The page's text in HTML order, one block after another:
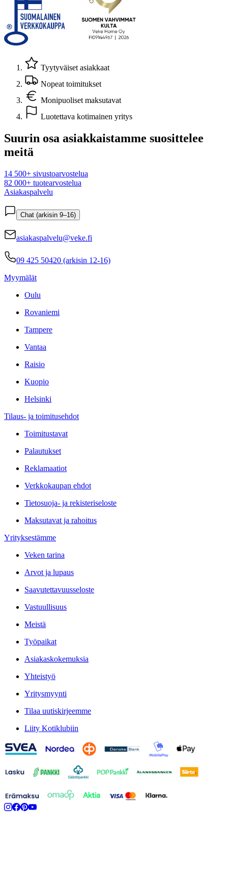
Tyytyväiset asiakkaat
Nopeat toimitukset
Monipuoliset maksutavat
Luotettava kotimainen yritys
Suurin osa asiakkaistamme suosittelee
meitä
14 500+ sivustoarvostelua
82 000+ tuotearvostelua
Asiakaspalvelu
Chat (arkisin 9–16)
asiakaspalvelu@veke.fi
09 425 50420 (arkisin 12-16)
Myymälät
Oulu
Rovaniemi
Tampere
Vantaa
Raisio
Kuopio
Helsinki
Tilaus- ja toimitusehdot
Toimitustavat
Palautukset
Reklamaatiot
Verkkokaupan ehdot
Tietosuoja- ja rekisteriseloste
Maksutavat ja rahoitus
Yrityksestämme
Veken tarina
Arvot ja lupaus
Saavutettavuusseloste
Vastuullisuus
Meistä
Työpaikat
Asiakaskokemuksia
Yhteistyö
Yritysmyynti
Tilaa uutiskirjeemme
Liity Kotiklubiin